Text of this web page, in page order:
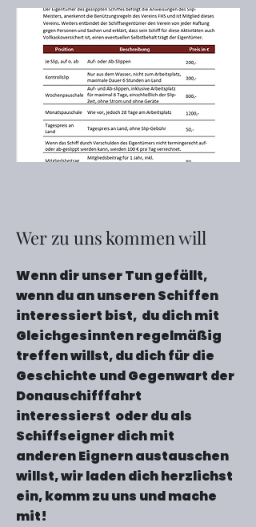
Wer zu uns kommen will
Wenn dir unser Tun gefällt,
wenn du an unseren Schiffen
interessiert bist, du dich mit
Gleichgesinnten regelmäßig
treffen willst, du dich für die
Geschichte und Gegenwart der
Donauschifffahrt
interessierst oder du als
Schiffseigner dich mit
anderen Eignern austauschen
willst, wir laden dich herzlichst
ein, komm zu uns und mache
mit!